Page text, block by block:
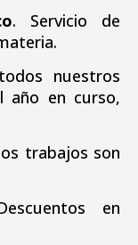
. Servicio de
nuestros
año en curso,
trabajos son
en